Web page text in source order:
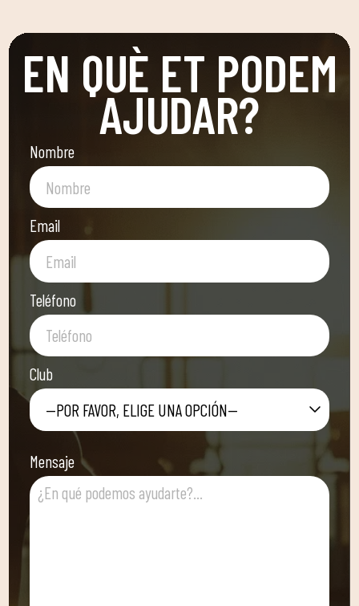
EN QUÈ ET PODEM
AJUDAR?
Nombre
Email
Teléfono
Club
—POR FAVOR, ELIGE UNA OPCIÓN—
Mensaje